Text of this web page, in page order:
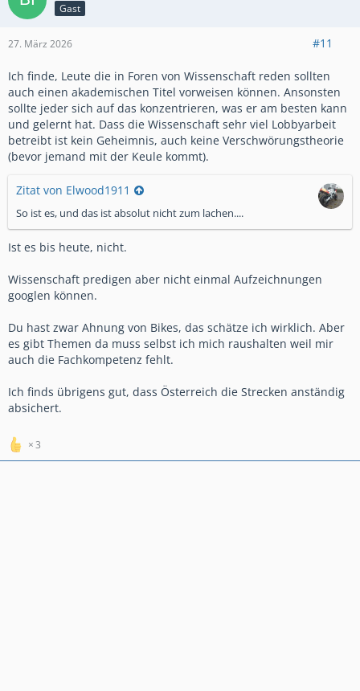
Gast
27. März 2026 #11
Ich finde, Leute die in Foren von Wissenschaft reden sollten
auch einen akademischen Titel vorweisen können. Ansonsten
sollte jeder sich auf das konzentrieren, was er am besten kann
und gelernt hat. Dass die Wissenschaft sehr viel Lobbyarbeit
betreibt ist kein Geheimnis, auch keine Verschwörungstheorie
(bevor jemand mit der Keule kommt).
Zitat von Elwood1911
So ist es, und das ist absolut nicht zum lachen....
Ist es bis heute, nicht.
Wissenschaft predigen aber nicht einmal Aufzeichnungen
googlen können.
Du hast zwar Ahnung von Bikes, das schätze ich wirklich. Aber
es gibt Themen da muss selbst ich mich raushalten weil mir
auch die Fachkompetenz fehlt.
Ich finds übrigens gut, dass Österreich die Strecken anständig
absichert.
3